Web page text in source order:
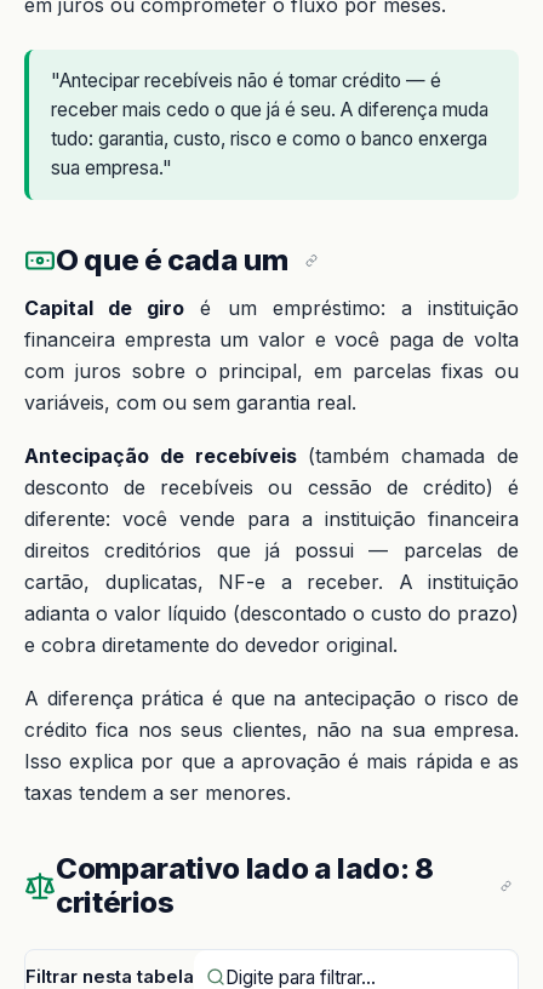
em juros ou comprometer o fluxo por meses.
"Antecipar recebíveis não é tomar crédito — é
receber mais cedo o que já é seu. A diferença muda
tudo: garantia, custo, risco e como o banco enxerga
sua empresa."
O que é cada um
Capital de giro é um empréstimo: a instituição
financeira empresta um valor e você paga de volta
com juros sobre o principal, em parcelas fixas ou
variáveis, com ou sem garantia real.
Antecipação de recebíveis(também chamada de
desconto de recebíveis ou cessão de crédito) é
diferente: você vende para a instituição financeira
direitos creditórios que já possui — parcelas de
cartão, duplicatas, NF-e a receber. A instituição
adianta o valor líquido (descontado o custo do prazo)
e cobra diretamente do devedor original.
A diferença prática é que na antecipação o risco de
crédito fica nos seus clientes, não na sua empresa.
Isso explica por que a aprovação é mais rápida e as
taxas tendem a ser menores.
Comparativo lado a lado: 8
critérios
Filtrar nesta tabela